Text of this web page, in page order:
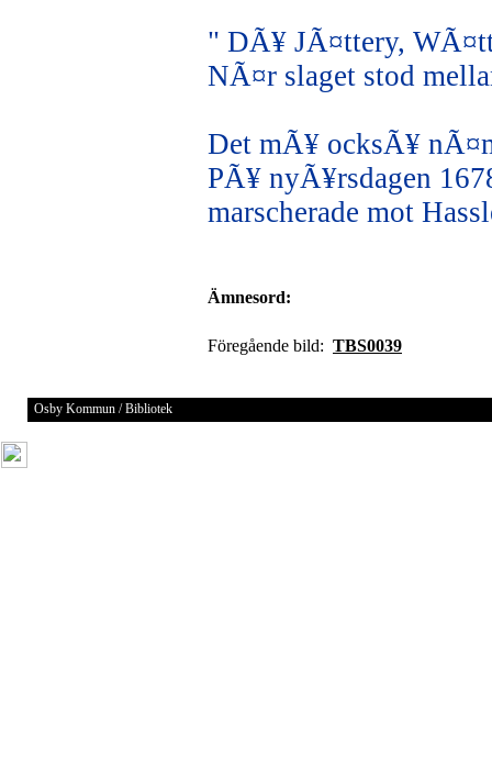
" DÃ¥ JÃ¤ttery,
NÃ¤r slaget stod
Det mÃ¥ ocksÃ¥
PÃ¥ nyÃ¥rsdagen
marscherade mot
Ämnesord:
Föregående bild: TBS0039
Osby Kommun / Bibliotek